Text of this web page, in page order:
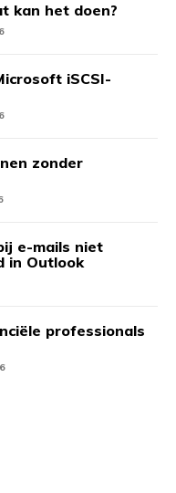
kan het doen?
iSCSI-
zonder
e-mails niet
in Outlook
professionals